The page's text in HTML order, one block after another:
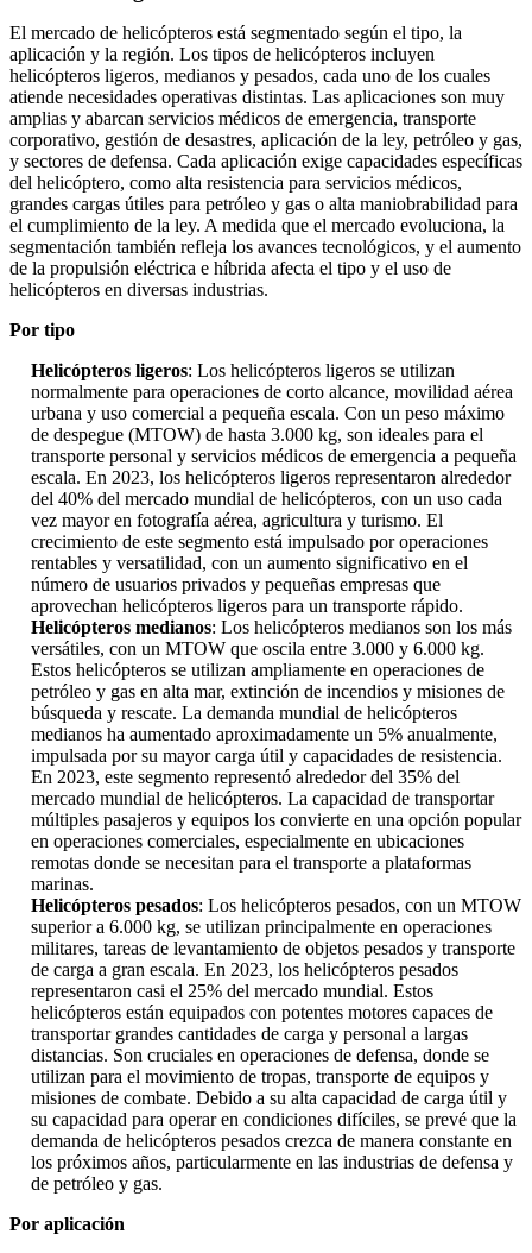
El mercado de helicópteros está segmentado según el tipo, la
aplicación y la región. Los tipos de helicópteros incluyen
helicópteros ligeros, medianos y pesados, cada uno de los cuales
atiende necesidades operativas distintas. Las aplicaciones son muy
amplias y abarcan servicios médicos de emergencia, transporte
corporativo, gestión de desastres, aplicación de la ley, petróleo y gas,
y sectores de defensa. Cada aplicación exige capacidades específicas
del helicóptero, como alta resistencia para servicios médicos,
grandes cargas útiles para petróleo y gas o alta maniobrabilidad para
el cumplimiento de la ley. A medida que el mercado evoluciona, la
segmentación también refleja los avances tecnológicos, y el aumento
de la propulsión eléctrica e híbrida afecta el tipo y el uso de
helicópteros en diversas industrias.
Por tipo
Helicópteros ligeros: Los helicópteros ligeros se utilizan
normalmente para operaciones de corto alcance, movilidad aérea
urbana y uso comercial a pequeña escala. Con un peso máximo
de despegue (MTOW) de hasta 3.000 kg, son ideales para el
transporte personal y servicios médicos de emergencia a pequeña
escala. En 2023, los helicópteros ligeros representaron alrededor
del 40% del mercado mundial de helicópteros, con un uso cada
vez mayor en fotografía aérea, agricultura y turismo. El
crecimiento de este segmento está impulsado por operaciones
rentables y versatilidad, con un aumento significativo en el
número de usuarios privados y pequeñas empresas que
aprovechan helicópteros ligeros para un transporte rápido.
Helicópteros medianos: Los helicópteros medianos son los más
versátiles, con un MTOW que oscila entre 3.000 y 6.000 kg.
Estos helicópteros se utilizan ampliamente en operaciones de
petróleo y gas en alta mar, extinción de incendios y misiones de
búsqueda y rescate. La demanda mundial de helicópteros
medianos ha aumentado aproximadamente un 5% anualmente,
impulsada por su mayor carga útil y capacidades de resistencia.
En 2023, este segmento representó alrededor del 35% del
mercado mundial de helicópteros. La capacidad de transportar
múltiples pasajeros y equipos los convierte en una opción popular
en operaciones comerciales, especialmente en ubicaciones
remotas donde se necesitan para el transporte a plataformas
marinas.
Helicópteros pesados: Los helicópteros pesados, con un MTOW
superior a 6.000 kg, se utilizan principalmente en operaciones
militares, tareas de levantamiento de objetos pesados ​​y transporte
de carga a gran escala. En 2023, los helicópteros pesados ​​
representaron casi el 25% del mercado mundial. Estos
helicópteros están equipados con potentes motores capaces de
transportar grandes cantidades de carga y personal a largas
distancias. Son cruciales en operaciones de defensa, donde se
utilizan para el movimiento de tropas, transporte de equipos y
misiones de combate. Debido a su alta capacidad de carga útil y
su capacidad para operar en condiciones difíciles, se prevé que la
demanda de helicópteros pesados ​​crezca de manera constante en
los próximos años, particularmente en las industrias de defensa y
de petróleo y gas.
Por aplicación